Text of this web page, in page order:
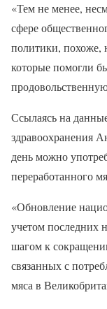
«Тем не менее,
сфере
политики, похоже,
которые помогли
Ссылаясь на
здравоохранения
день можно
переработанного
«Обновление
учетом последних
шагом к
связанных с
мяса в